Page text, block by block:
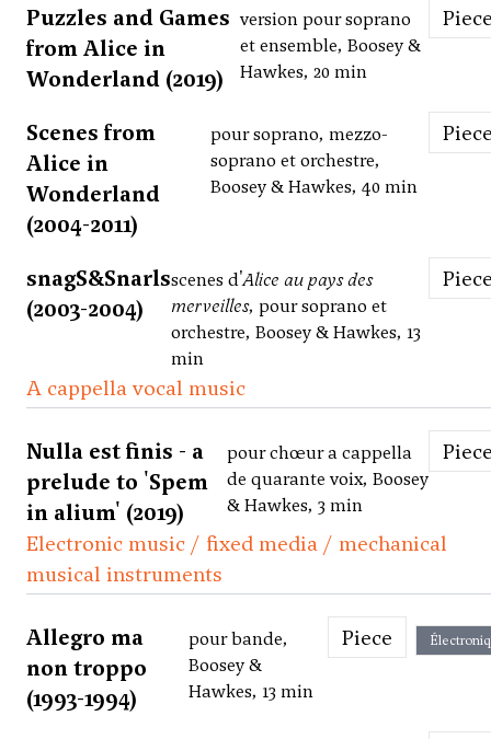
Puzzles and Games
from Alice in
Wonderland (2019)
version pour soprano
et ensemble, Boosey &
Hawkes, 20 min
Scenes from
Alice in
Wonderland
(2004-2011)
pour soprano, mezzo-
soprano et orchestre,
Boosey & Hawkes, 40 min
snagS&Snarls
(2003-2004)
scenes d'Alice au pays des
merveilles, pour soprano et
orchestre, Boosey & Hawkes, 13
min
A cappella vocal music
Nulla est finis - a
prelude to 'Spem
in alium' (2019)
pour chœur a cappella
de quarante voix, Boosey
& Hawkes, 3 min
Electronic music / fixed media / mechanical
musical instruments
Allegro ma
non troppo
(1993-1994)
pour bande,
Boosey &
Hawkes, 13 min
Piece